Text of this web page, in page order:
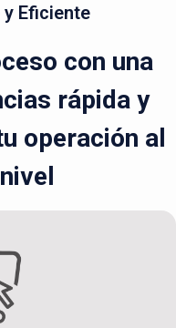
Eficiente
con una
rápida y
operación al